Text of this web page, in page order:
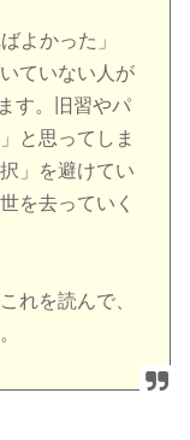
よかった」
ていない人が
す。旧習やパ
と思ってしま
」を避けてい
を去っていく
れを読んで、